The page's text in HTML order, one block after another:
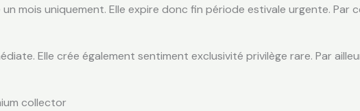
mois uniquement. Elle expire donc fin période estivale urgente.
Elle crée également sentiment exclusivité privilège rare. Par
collector